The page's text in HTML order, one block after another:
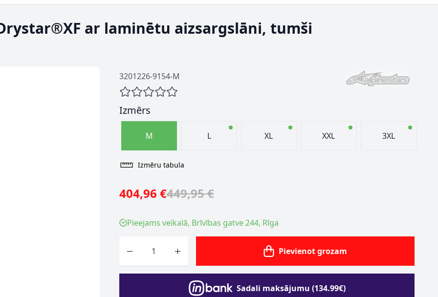
ar laminētu aizsargslāni, tumši
3201226-9154-M
Izmērs
M L XL XXL 3XL
Izmēru tabula
404,96 €449,95 €
Pieejams veikalā, Brīvības gatve 244, Rīga
Pievienot grozam
Sadali maksājumu (134.99€)